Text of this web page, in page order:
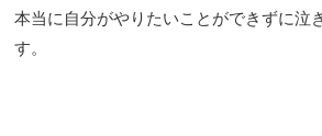
本当に自分がやりたいことができずに泣
す。